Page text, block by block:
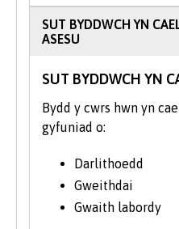
a Stata, a datblygu
a’ch sgiliau codio,
heddiw. Bydd
diweddaraf gan
a Thomson Reuters.
Noder: Mae'r cwrs
amodol ar gael ei
Caiff cyrsiau a
SUT BYDDWCH YN
ASESU
SUT BYDDWCH YN
Bydd y cwrs hwn yn
gyfuniad o:
Darlithoedd
Gweithdai
Gwaith labordy